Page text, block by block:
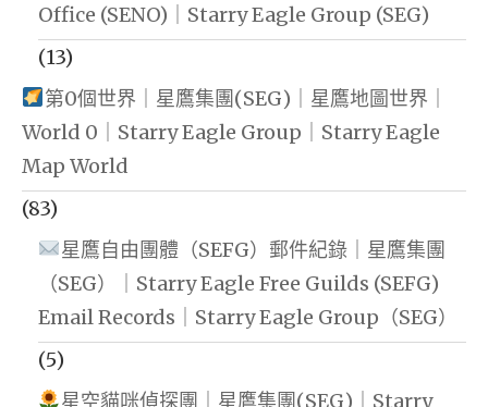
Office (SENO)｜Starry Eagle Group (SEG)
(13)
第0個世界｜星鷹集團(SEG)｜星鷹地圖世界｜
World 0｜Starry Eagle Group｜Starry Eagle
Map World
(83)
星鷹自由團體（SEFG）郵件紀錄｜星鷹集團
（SEG）｜Starry Eagle Free Guilds (SEFG)
Email Records｜Starry Eagle Group（SEG）
(5)
星空貓咪偵探團｜星鷹集團(SEG)｜Starry